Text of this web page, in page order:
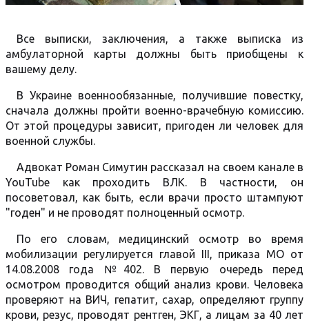
Все выписки, заключения, а также выписка из
амбулаторной карты должны быть приобщены к
вашему делу.
В Украине военнообязанные, получившие повестку,
сначала должны пройти военно-врачебную комиссию.
От этой процедуры зависит, пригоден ли человек для
военной службы.
Адвокат Роман Симутин рассказал на своем канале в
YouTube как проходить ВЛК. В частности, он
посоветовал, как быть, если врачи просто штампуют
"годен" и не проводят полноценный осмотр.
По его словам, медицинский осмотр во время
мобилизации регулируется главой III, приказа МО от
14.08.2008 года №402. В первую очередь перед
осмотром проводится общий анализ крови. Человека
проверяют на ВИЧ, гепатит, сахар, определяют группу
крови, резус, проводят рентген, ЭКГ, а лицам за 40 лет